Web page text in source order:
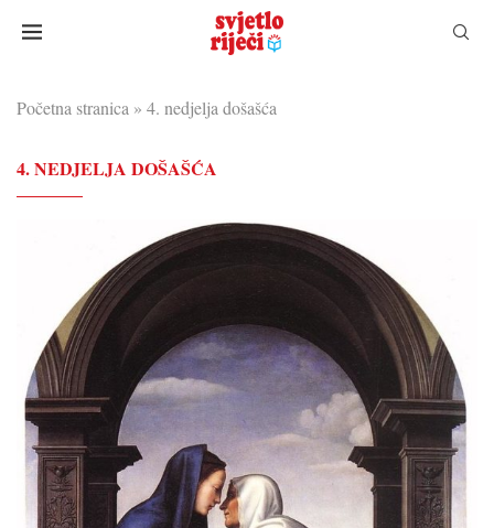
Početna stranica » 4. nedjelja došašća
4. NEDJELJA DOŠAŠĆA